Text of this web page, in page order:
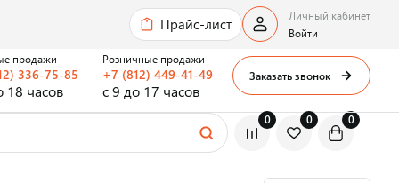
Прайс-лист
0 0 0
продажи
336-75-85
18 часов
Розничные продажи
+7 (812) 449-41-49
с 9 до 17 часов
Заказать звонок
Личный кабинет
Войти